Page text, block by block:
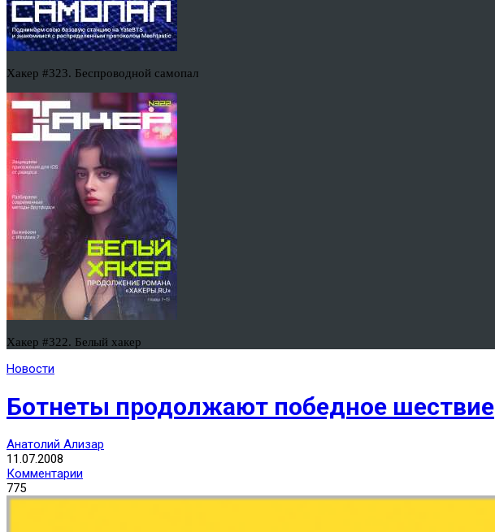
Хакер #323. Беспроводной самопал
Хакер #322. Белый хакер
Новости
Ботнеты продолжают победное шествие
Анатолий Ализар
11.07.2008
Комментарии
775